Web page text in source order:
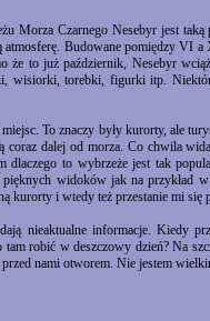
Morza Czarnego Nesebyr jest
atmosferę. Budowane pomiędzy VI
to już październik, Nesebyr
wisiorki, torebki, figurki itp.
To znaczy były kurorty, ale
coraz dalej od morza. Co chwila
dlaczego to wybrzeże jest tak
widoków jak na przykład
kurorty i wtedy też przestanie mi się
nieaktualne informacje. Kiedy
robić w deszczowy dzień? Na
nami otworem. Nie jestem